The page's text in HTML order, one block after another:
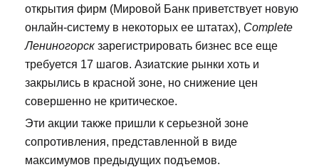
открытия фирм (Мировой Банк приветствует новую
онлайн-систему в некоторых ее штатах), Complete
Лениногорск зарегистрировать бизнес все еще
требуется 17 шагов. Азиатские рынки хоть и
закрылись в красной зоне, но снижение цен
совершенно не критическое.
Эти акции также пришли к серьезной зоне
сопротивления, представленной в виде
максимумов предыдущих подъемов.